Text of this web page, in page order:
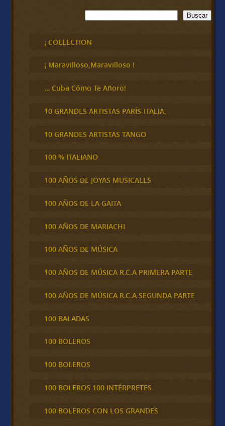
B
u
c
a
Buscar
¡ COLLECTION
¡ Maravilloso,Maravilloso !
… Cuba Cómo Te Añoro!
10 GRANDES ARTISTAS PARÍS-ITALIA,
10 GRANDES ARTISTAS TANGO
100 % ITALIANO
100 AÑOS DE JOYAS MUSICALES
100 AÑOS DE LA GAITA
100 AÑOS DE MARIACHI
100 AÑOS DE MÚSICA
100 AÑOS DE MÚSICA R.C.A PRIMERA PARTE
100 AÑOS DE MÚSICA R.C.A SEGUNDA PARTE
100 BALADAS
100 BOLEROS
100 BOLEROS
100 BOLEROS 100 INTÉRPRETES
100 BOLEROS CON LOS GRANDES